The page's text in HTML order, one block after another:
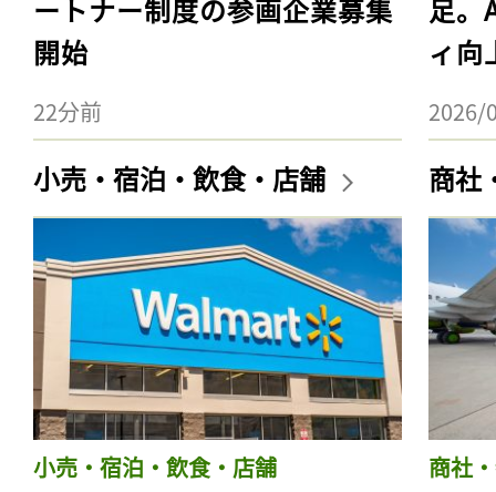
ートナー制度の参画企業募集
開始
22分前
足。
ィ向
2026/
小売・宿泊・飲食・店舗
小売・宿泊・飲食・店舗
商社
商社